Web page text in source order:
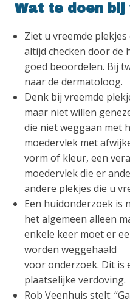
Wat te doen bij
Ziet u vreemde
altijd checken door de
goed beoordelen. Bij
naar de dermatoloog.
Denk bij vreemde
maar niet willen
die niet weggaan met
moedervlek met
vorm of kleur, een
moedervlek die er
andere plekjes die u
Een huidonderzoek is
het algemeen alleen
enkele keer moet er
worden weggehaald
voor onderzoek. Dit is
plaatselijke verdoving.
Rob Veenhuis stelt: